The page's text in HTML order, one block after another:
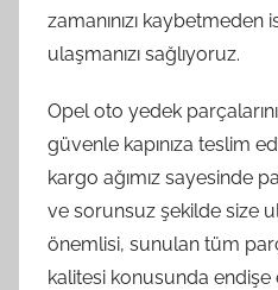
zamanınızı
ulaşmanızı sağlıyoruz.
Opel oto yedek
güvenle kapınıza teslim
kargo ağımız sayesinde
ve sorunsuz şekilde size
önemlisi, sunulan tüm
kalitesi konusunda